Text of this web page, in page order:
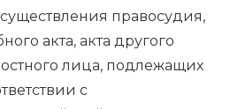
правосудия,
акта, акта другого
лица, подлежащих
с